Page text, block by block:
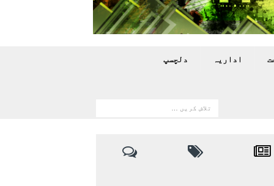
اداريہ دلچسپ